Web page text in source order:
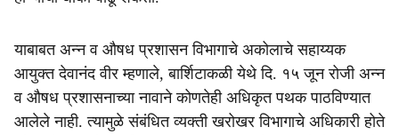
याबाबत अन्न व औषध प्रशासन विभागाचे अकोलाचे सहाय्यक
आयुक्त देवानंद वीर म्हणाले, बार्शिटाकळी येथे दि. १५ जून रोजी अन्न
व औषध प्रशासनाच्या नावाने कोणतेही अधिकृत पथक पाठविण्यात
आलेले नाही. त्यामुळे संबंधित व्यक्ती खरोखर विभागाचे अधिकारी होते